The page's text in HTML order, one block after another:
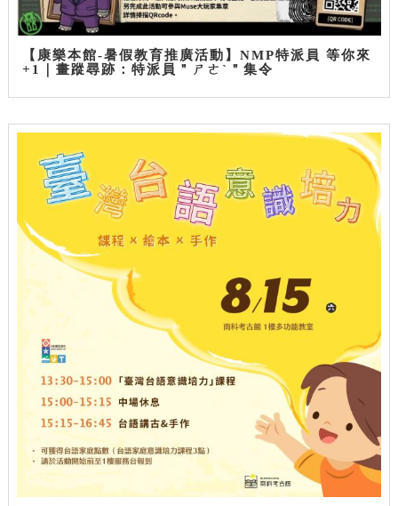
【康樂本館-暑假教育推廣活動】NMP特派員 等你來
+1｜畫蹤尋跡：特派員＂ㄕㄜˋ＂集令